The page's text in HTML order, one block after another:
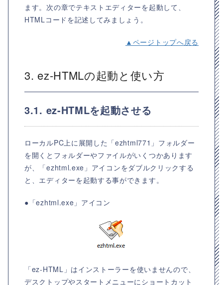
ます。次の章でテキストエディターを起動して、
HTMLコードを記述してみましょう。
▲ページトップへ戻る
3. ez-HTMLの起動と使い方
3.1. ez-HTMLを起動させる
ローカルPC上に展開した「ezhtml771」フォルダー
を開くとフォルダーやファイルがいくつかあります
が、「ezhtml.exe」アイコンをダブルクリックする
と、エディターを起動する事ができます。
●「ezhtml.exe」アイコン
「ez-HTML」はインストーラーを使いませんので、
デスクトップやスタートメニューにショートカット